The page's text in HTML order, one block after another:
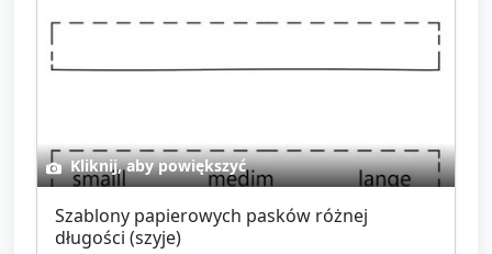
Kliknij, aby powiększyć
Szablony papierowych pasków różnej
długości (szyje)